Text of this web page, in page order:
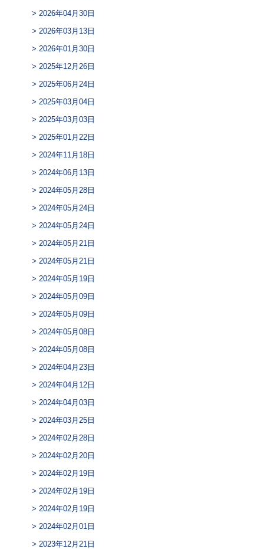
2026年04月30日
2026年03月13日
2026年01月30日
2025年12月26日
2025年06月24日
2025年03月04日
2025年03月03日
2025年01月22日
2024年11月18日
2024年06月13日
2024年05月28日
2024年05月24日
2024年05月24日
2024年05月21日
2024年05月21日
2024年05月19日
2024年05月09日
2024年05月09日
2024年05月08日
2024年05月08日
2024年04月23日
2024年04月12日
2024年04月03日
2024年03月25日
2024年02月28日
2024年02月20日
2024年02月19日
2024年02月19日
2024年02月19日
2024年02月01日
2023年12月21日